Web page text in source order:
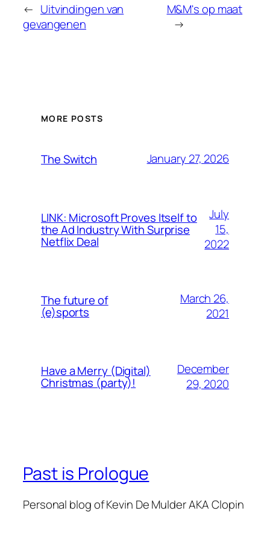
← Uitvindingen van
gevangenen
M&M's op maat
→
MORE POSTS
The Switch January 27, 2026
LINK: Microsoft Proves Itself to
the Ad Industry With Surprise
Netflix Deal
July
15,
2022
The future of
(e)sports
March 26,
2021
Have a Merry (Digital)
Christmas (party)!
December
29, 2020
Past is Prologue
Personal blog of Kevin De Mulder AKA Clopin